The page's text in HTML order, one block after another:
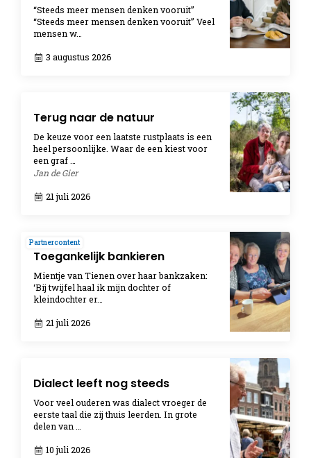
“Steeds meer mensen denken vooruit”
“Steeds meer mensen denken vooruit” Veel
mensen w…
3 augustus 2026
Terug naar de natuur
De keuze voor een laatste rustplaats is een
heel persoonlijke. Waar de een kiest voor
een graf …
Jan de Gier
21 juli 2026
Toegankelijk bankieren
Mientje van Tienen over haar bankzaken:
‘Bij twijfel haal ik mijn dochter of
kleindochter er…
21 juli 2026
Partnercontent
Dialect leeft nog steeds
Voor veel ouderen was dialect vroeger de
eerste taal die zij thuis leerden. In grote
delen van …
10 juli 2026